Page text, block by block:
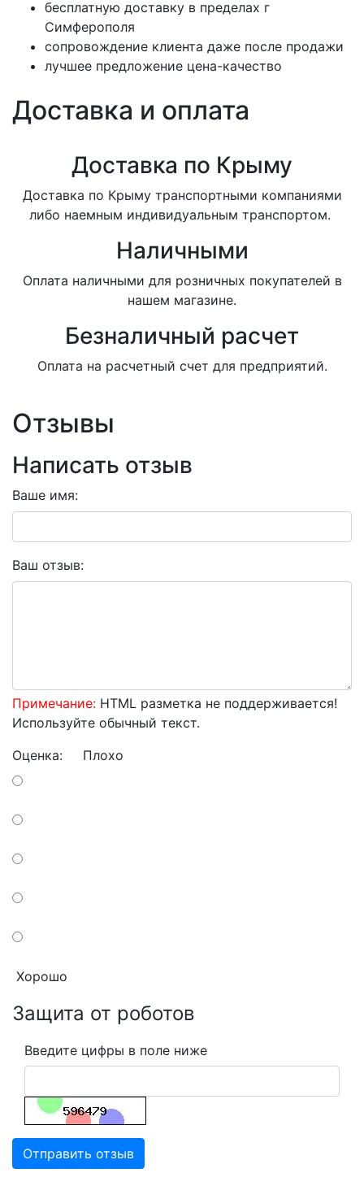
бесплатную доставку в пределах г
Симферополя
сопровождение клиента даже после продажи
лучшее предложение цена-качество
Доставка и оплата
Доставка по Крыму
Доставка по Крыму транспортными компаниями
либо наемным индивидуальным транспортом.
Наличными
Оплата наличными для розничных покупателей в
нашем магазине.
Безналичный расчет
Оплата на расчетный счет для предприятий.
Отзывы
Написать отзыв
Ваше имя:
Ваш отзыв:
Примечание: HTML разметка не поддерживается!
Используйте обычный текст.
Оценка: Плохо
Хорошо
Защита от роботов
Введите цифры в поле ниже
Отправить отзыв